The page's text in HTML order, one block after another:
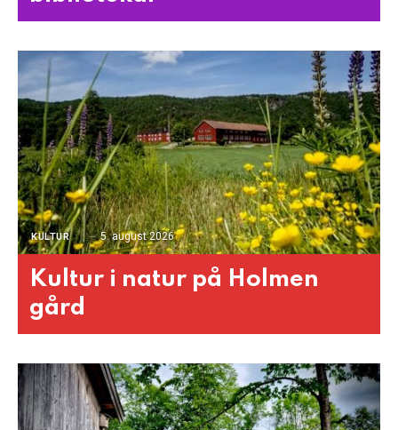
KULTUR 5. august 2026
Kultur i natur på Holmen
gård